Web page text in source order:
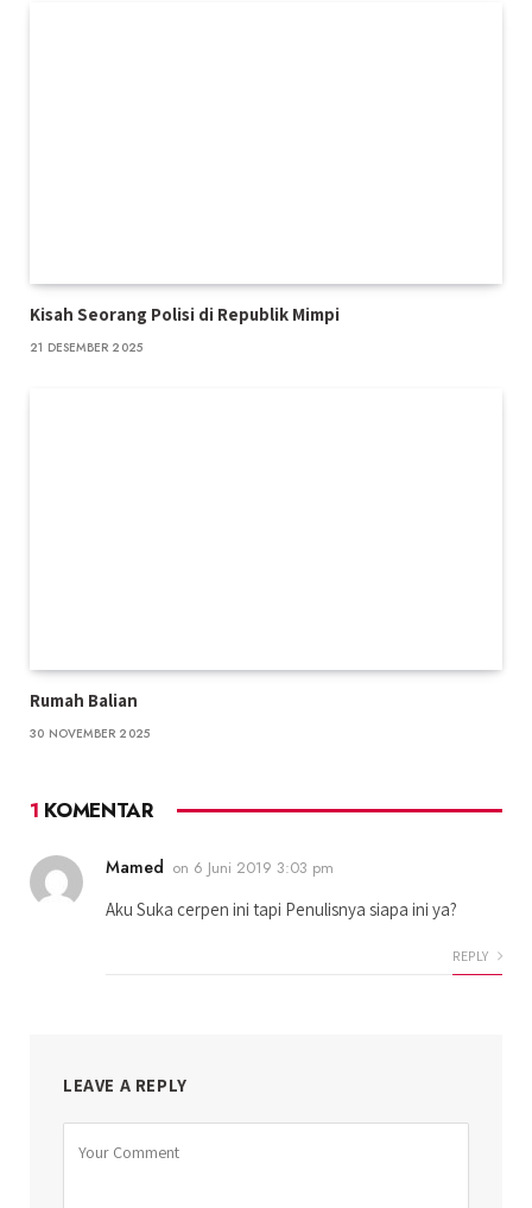
Kisah Seorang Polisi di Republik Mimpi
21 DESEMBER 2025
Rumah Balian
30 NOVEMBER 2025
1 KOMENTAR
Mamed on 6 Juni 2019 3:03 pm
Aku Suka cerpen ini tapi Penulisnya siapa ini ya?
REPLY
LEAVE A REPLY